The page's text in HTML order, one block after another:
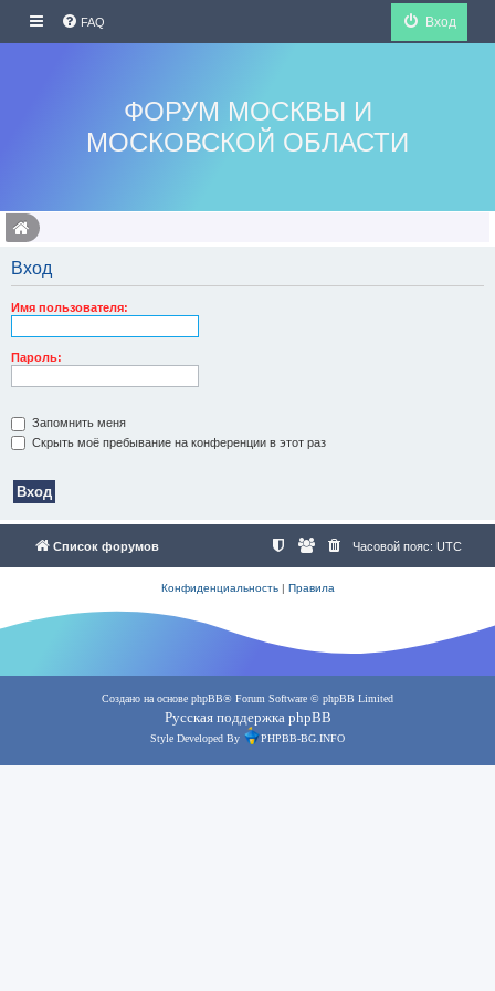
FAQ Вход
ФОРУМ МОСКВЫ И
МОСКОВСКОЙ ОБЛАСТИ
Вход
Имя пользователя:
Пароль:
Запомнить меня
Скрыть моё пребывание на конференции в этот раз
Список форумов Часовой пояс: UTC
Конфиденциальность| Правила
Создано на основе phpBB® Forum Software © phpBB Limited
Русская поддержка phpBB
Style Developed By PHPBB-BG.INFO